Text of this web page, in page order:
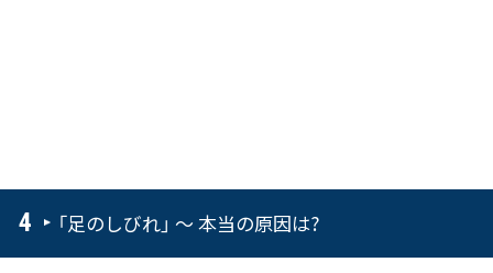
「足のしびれ」 ～ 本当の原因は?